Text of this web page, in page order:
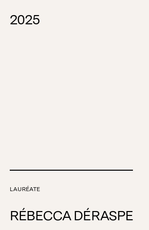
2025
LAURÉATE
RÉBECCA DÉRASPE